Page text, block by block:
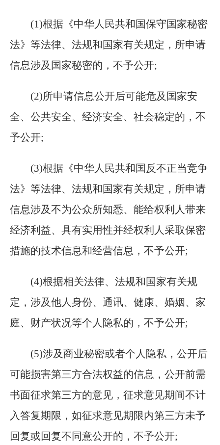
(1)根据《中华人民共和国保守国家秘密
法》等法律、法规和国家有关规定，所申请
信息涉及国家秘密的，不予公开;
(2)所申请信息公开后可能危及国家安
全、公共安全、经济安全、社会稳定的，不
予公开;
(3)根据《中华人民共和国反不正当竞争
法》等法律、法规和国家有关规定，所申请
信息涉及不为公众所知悉、能给权利人带来
经济利益、具有实用性并经权利人采取保密
措施的技术信息和经营信息，不予公开;
(4)根据相关法律、法规和国家有关规
定，涉及他人身份、通讯、健康、婚姻、家
庭、财产状况等个人隐私的，不予公开;
(5)涉及商业秘密或者个人隐私，公开后
可能损害第三方合法权益的信息，公开前需
书面征求第三方的意见，征求意见期间不计
入答复期限，如征求意见期限内第三方未予
回复或回复不同意公开的，不予公开;